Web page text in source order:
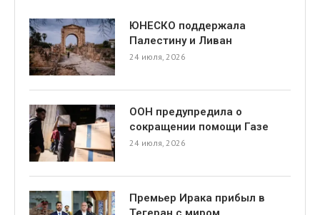
ЮНЕСКО поддержала
Палестину и Ливан
24 июля, 2026
ООН предупредила о
сокращении помощи Газе
24 июля, 2026
Премьер Ирака прибыл в